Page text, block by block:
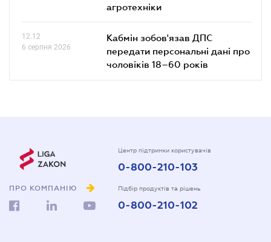
агротехніки
12.12
6 серпня 2026
Кабмін зобов'язав ДПС
передати персональні дані про
чоловіків 18–60 років
ПРО КОМПАНІЮ
Центр підтримки користувачів
0-800-210-103
Підбір продуктів та рішень
0-800-210-102